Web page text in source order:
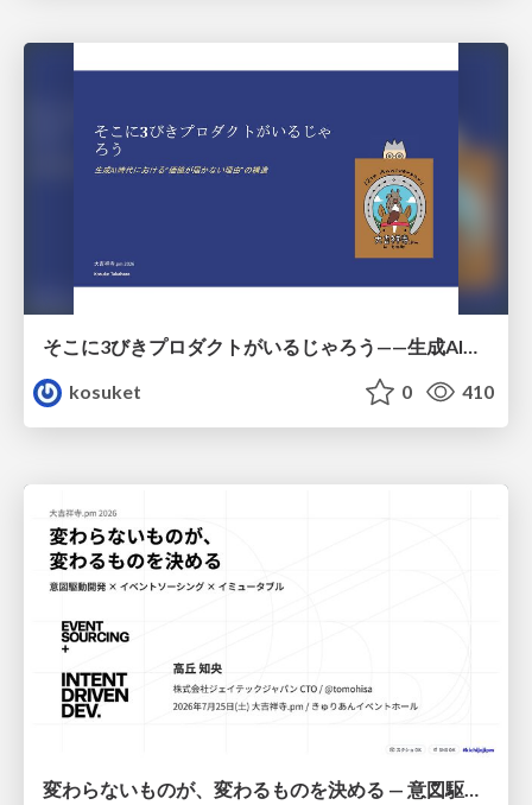
そこに3びきプロダクトがいるじゃろう——生成AI時代における“価値が届かない理由”の構造
kosuket
0 410